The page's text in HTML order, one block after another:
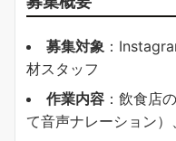
募集対象 ：
材スタッフ
作業内容 ：飲食店
て音声ナレーション